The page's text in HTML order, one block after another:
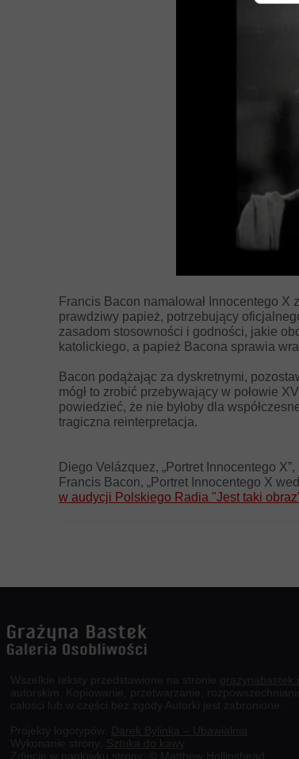
Francis Bacon namalował Innocentego X
prawdziwy papież, potrzebujący
zasadom stosowności i godności, jakie
katolickiego, a papież Bacona sprawia
Bacon podążając za dyskretnymi,
mógł to zrobić przebywający w połowie
powiedzieć, że nie byłoby dla
tragiczna reinterpretacja.
Diego Velázquez, „Portret Innocentego
Francis Bacon, „Portret Innocentego X
w audycji Polskiego Radia "Jest taki